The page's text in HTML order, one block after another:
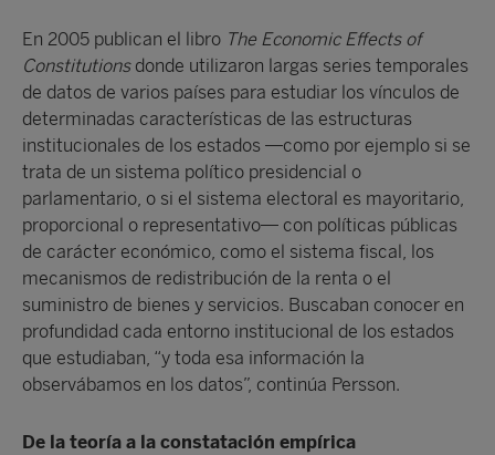
En 2005 publican el libro The Economic Effects of
Constitutionsdonde utilizaron largas series temporales
de datos de varios países para estudiar los vínculos de
determinadas características de las estructuras
institucionales de los estados —como por ejemplo si se
trata de un sistema político presidencial o
parlamentario, o si el sistema electoral es mayoritario,
proporcional o representativo— con políticas públicas
de carácter económico, como el sistema fiscal, los
mecanismos de redistribución de la renta o el
suministro de bienes y servicios. Buscaban conocer en
profundidad cada entorno institucional de los estados
que estudiaban, “y toda esa información la
observábamos en los datos”, continúa Persson.
De la teoría a la constatación empírica